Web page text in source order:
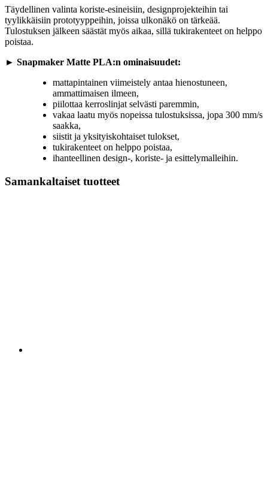
Täydellinen valinta koriste-esineisiin, designprojekteihin tai
tyylikkäisiin prototyyppeihin, joissa ulkonäkö on tärkeää.
Tulostuksen jälkeen säästät myös aikaa, sillä tukirakenteet on helppo
poistaa.
► Snapmaker Matte PLA:n ominaisuudet:
mattapintainen viimeistely antaa hienostuneen,
ammattimaisen ilmeen,
piilottaa kerroslinjat selvästi paremmin,
vakaa laatu myös nopeissa tulostuksissa, jopa 300 mm/s
saakka,
siistit ja yksityiskohtaiset tulokset,
tukirakenteet on helppo poistaa,
ihanteellinen design-, koriste- ja esittelymalleihin.
Samankaltaiset tuotteet